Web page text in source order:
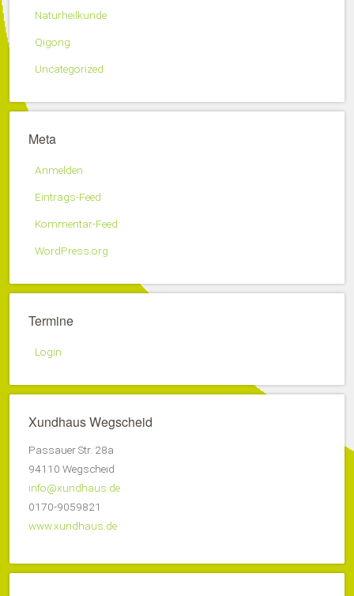
Naturheilkunde
Qigong
Uncategorized
Meta
Anmelden
Eintrags-Feed
Kommentar-Feed
WordPress.org
Termine
Login
Xundhaus Wegscheid
Passauer Str. 28a
94110 Wegscheid
info@xundhaus.de
0170-9059821
www.xundhaus.de